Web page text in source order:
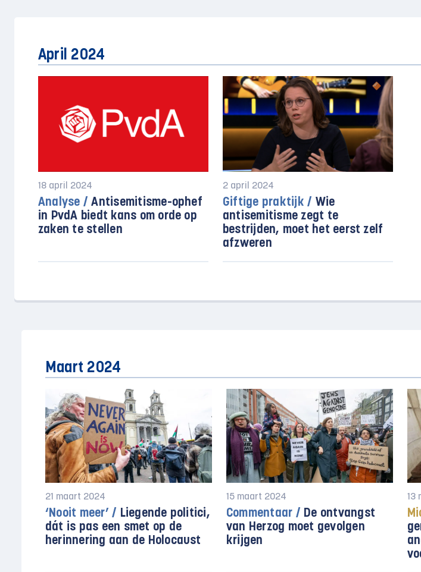
April 2024
18 april 2024
Analyse / Antisemitisme-ophef
in PvdA biedt kans om orde op
zaken te stellen
2 april 2024
Giftige praktijk / Wie
antisemitisme zegt te
bestrijden, moet het eerst zelf
afzweren
Maart 2024
21 maart 2024
‘Nooit meer’ / Liegende politici,
dát is pas een smet op de
herinnering aan de Holocaust
15 maart 2024
Commentaar / De ontvangst
van Herzog moet gevolgen
krijgen
13